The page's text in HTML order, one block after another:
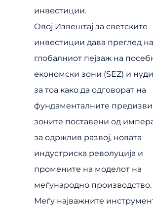
инвестиции.
Овој Извештај за светските
инвестиции дава преглед на
глобалниот пејзаж на
економски зони (SEZ) и
за тоа како да одговорат на
фундаменталните
зоните поставени од
за одржлив развој, новата
индустриска револуција и
промените на моделот на
меѓународно производство.
Меѓу најважните